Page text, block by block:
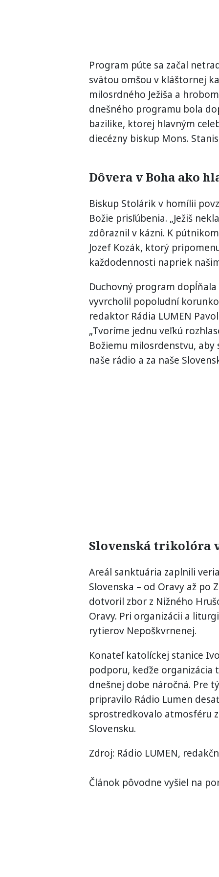
Program púte sa začal
svätou omšou v kláštornej
milosrdného Ježiša a
dnešného programu bola
bazilike, ktorej hlavným
diecézny biskup Mons.
Dôvera v Boha ako
Biskup Stolárik v homílii
Božie prisľúbenia. „Ježiš
zdôraznil v kázni. K
Jozef Kozák, ktorý
každodennosti napriek
Duchovný program
vyvrcholil popoludní
redaktor Rádia LUMEN
„Tvoríme jednu veľkú
Božiemu milosrdenstvu, aby
naše rádio a za naše
Slovenská trikolóra
Areál sanktuária zaplnili
Slovenska – od Oravy až po
dotvoril zbor z Nižného
Oravy. Pri organizácii a
rytierov Nepoškvrnenej.
Konateľ katolíckej stanice
podporu, keďže
dnešnej dobe náročná. Pre
pripravilo Rádio Lumen
sprostredkovalo atmosféru
Slovensku.
Zdroj: Rádio LUMEN,
Článok pôvodne vyšiel na